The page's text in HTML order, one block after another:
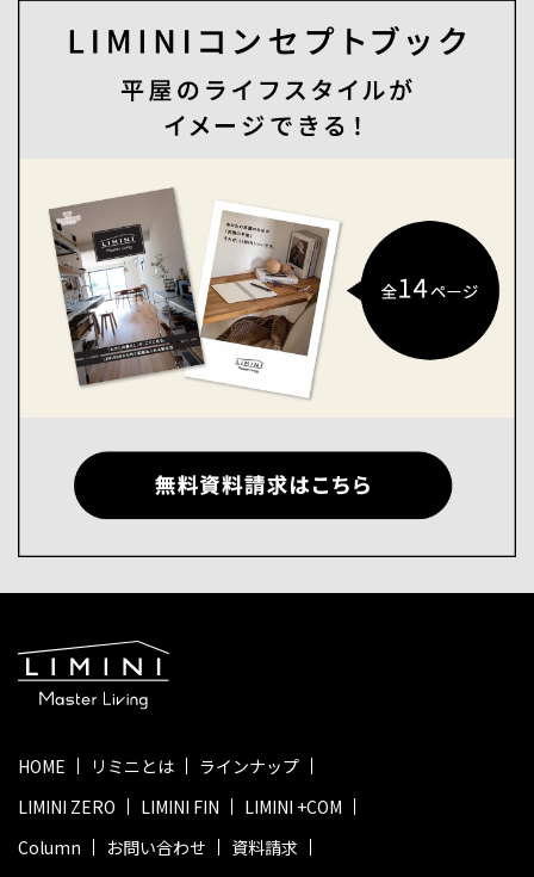
HOME リミニとは
ラインナップ
LIMINI ZERO
LIMINI FIN
LIMINI +COM
Column
お問い合わせ
資料請求